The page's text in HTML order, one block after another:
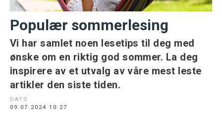
Populær sommerlesing
Vi har samlet noen lesetips til deg med
ønske om en riktig god sommer. La deg
inspirere av et utvalg av våre mest leste
artikler den siste tiden.
DATO
09.07.2024 10:27